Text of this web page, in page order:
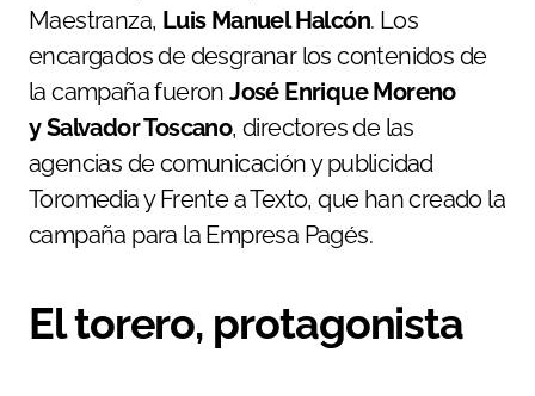
Maestranza, Luis Manuel Halcón. Los
encargados de desgranar los contenidos de
la campaña fueronJosé Enrique Moreno
y Salvador Toscano, directores de las
agencias de comunicación y publicidad
Toromedia y Frente a Texto, que han creado la
campaña para la Empresa Pagés.
El torero, protagonista